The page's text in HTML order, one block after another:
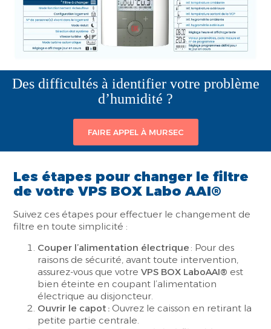
Des difficultés à identifier votre problème
d’humidité ?
FAIRE APPEL À MURSEC
Les étapes pour changer le filtre
de votreVPS BOX Labo AAI®
Suivez ces étapes pour effectuer le changement de
filtre en toute simplicité :
Couper l’alimentation électrique : Pour des
raisons de sécurité, avant toute intervention,
assurez-vous que votreVPS BOX LaboAAI® est
bien éteinte en coupant l’alimentation
électrique au disjoncteur
Ouvrir le capot :Ouvrez le caisson en retirant la
petite partie centrale.